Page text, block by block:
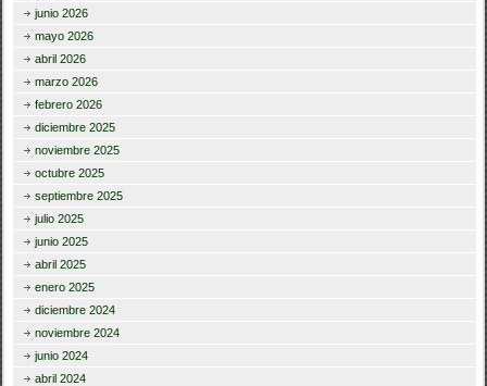
junio 2026
mayo 2026
abril 2026
marzo 2026
febrero 2026
diciembre 2025
noviembre 2025
octubre 2025
septiembre 2025
julio 2025
junio 2025
abril 2025
enero 2025
diciembre 2024
noviembre 2024
junio 2024
abril 2024